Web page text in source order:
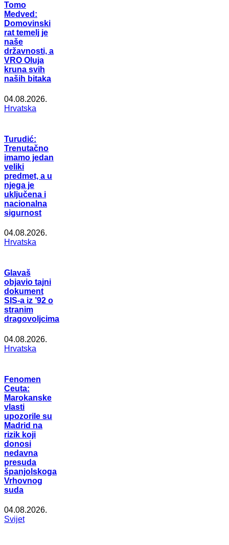
Tomo
Medved:
Domovinski
rat temelj je
naše
državnosti, a
VRO Oluja
kruna svih
naših bitaka
04.08.2026.
Hrvatska
Turudić:
Trenutačno
imamo jedan
veliki
predmet, a u
njega je
uključena i
nacionalna
sigurnost
04.08.2026.
Hrvatska
Glavaš
objavio tajni
dokument
SIS-a iz ’92 o
stranim
dragovoljcima
04.08.2026.
Hrvatska
Fenomen
Ceuta:
Marokanske
vlasti
upozorile su
Madrid na
rizik koji
donosi
nedavna
presuda
španjolskoga
Vrhovnog
suda
04.08.2026.
Svijet